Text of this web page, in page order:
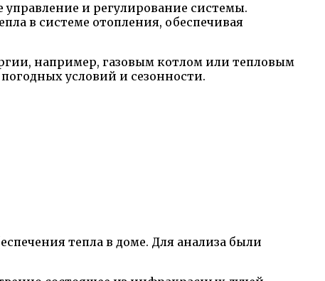
и регулирование системы.
в системе отопления, обеспечивая
например, газовым котлом или тепловым
условий и сезонности.
тепла в доме. Для анализа были